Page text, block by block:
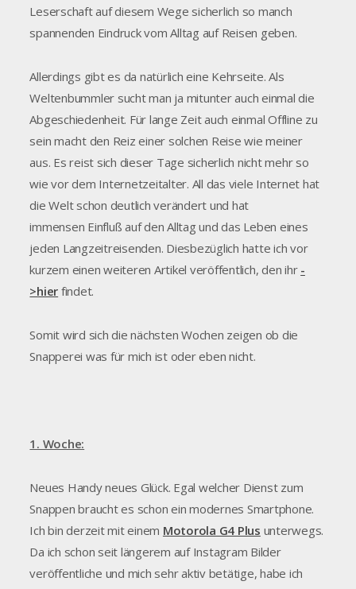
Leserschaft auf diesem Wege sicherlich so manch
spannenden Eindruck vom Alltag auf Reisen geben.
Allerdings gibt es da natürlich eine Kehrseite. Als
Weltenbummler sucht man ja mitunter auch einmal die
Abgeschiedenheit. Für lange Zeit auch einmal Offline zu
sein macht den Reiz einer solchen Reise wie meiner
aus. Es reist sich dieser Tage sicherlich nicht mehr so
wie vor dem Internetzeitalter. All das viele Internet hat
die Welt schon deutlich verändert und hat
immensen Einfluß auf den Alltag und das Leben eines
jeden Langzeitreisenden. Diesbezüglich hatte ich vor
kurzem einen weiteren Artikel veröffentlich, den ihr -
>hier findet.
Somit wird sich die nächsten Wochen zeigen ob die
Snapperei was für mich ist oder eben nicht.
1. Woche:
Neues Handy neues Glück. Egal welcher Dienst zum
Snappen braucht es schon ein modernes Smartphone.
Ich bin derzeit mit einem Motorola G4 Plus unterwegs.
Da ich schon seit längerem auf Instagram Bilder
veröffentliche und mich sehr aktiv betätige, habe ich